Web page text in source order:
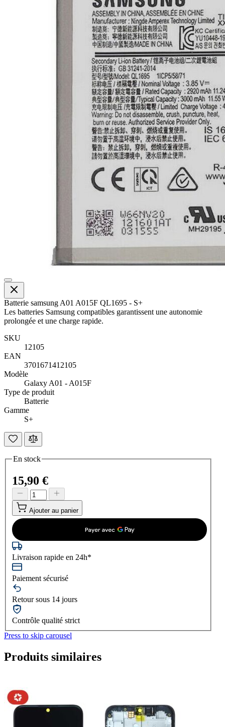
Batterie samsung A01 A015F QL1695 - S+
Les batteries Samsung compatibles garantissent une autonomie
prolongée et une charge rapide.
SKU
12105
EAN
3701671412105
Modèle
Galaxy A01 - A015F
Type de produit
Batterie
Gamme
S+
En stock
15,90 €
Ajouter au panier
Livraison rapide en 24h*
Paiement sécurisé
Retour sous 14 jours
Contrôle qualité strict
Press to skip carousel
Produits similaires